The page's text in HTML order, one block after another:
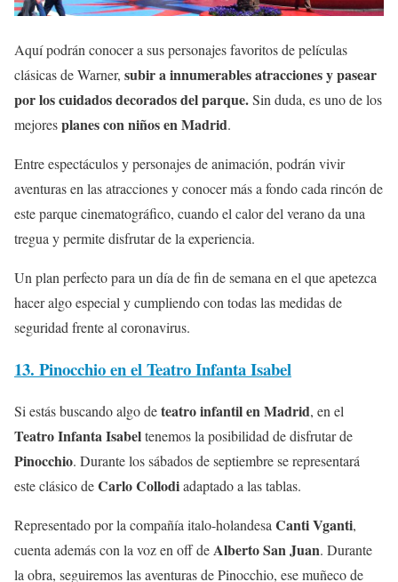
Aquí podrán conocer a sus personajes favoritos de películas
clásicas de Warner, subir a innumerables atracciones y pasear
por los cuidados decorados del parque.Sin duda, es uno de los
mejoresplanes con niños en Madrid.
Entre espectáculos y personajes de animación, podrán vivir
aventuras en las atracciones y conocer más a fondo cada rincón de
este parque cinematográfico, cuando el calor del verano da una
tregua y permite disfrutar de la experiencia.
Un plan perfecto para un día de fin de semana en el que apetezca
hacer algo especial y cumpliendo con todas las medidas de
seguridad frente al coronavirus.
13. Pinocchio en el Teatro Infanta Isabel
Si estás buscando algo deteatro infantil en Madrid, en el
Teatro Infanta Isabeltenemos la posibilidad de disfrutar de
Pinocchio. Durante los sábados de septiembre se representará
este clásico deCarlo Collodiadaptado a las tablas.
Representado por la compañía italo-holandesa Canti Vganti,
cuenta además con la voz en off de Alberto San Juan. Durante
la obra, seguiremos las aventuras de Pinocchio, ese muñeco de